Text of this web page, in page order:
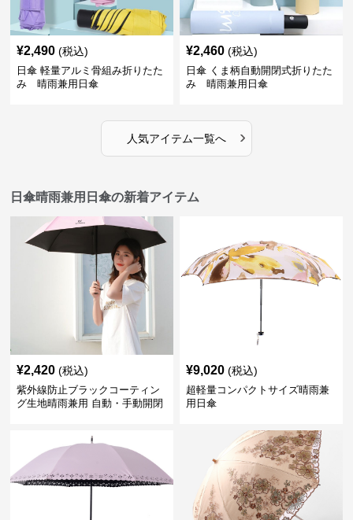
¥2,490 (税込)
日傘 軽量アルミ骨組み折りたた
み 晴雨兼用日傘
¥2,460 (税込)
日傘 くま柄自動開閉式折りたた
み 晴雨兼用日傘
人気アイテム一覧へ ›
日傘晴雨兼用日傘の新着アイテム
¥2,420 (税込)
紫外線防止ブラックコーティン
グ生地晴雨兼用 自動・手動開閉
¥9,020 (税込)
超軽量コンパクトサイズ晴雨兼
用日傘